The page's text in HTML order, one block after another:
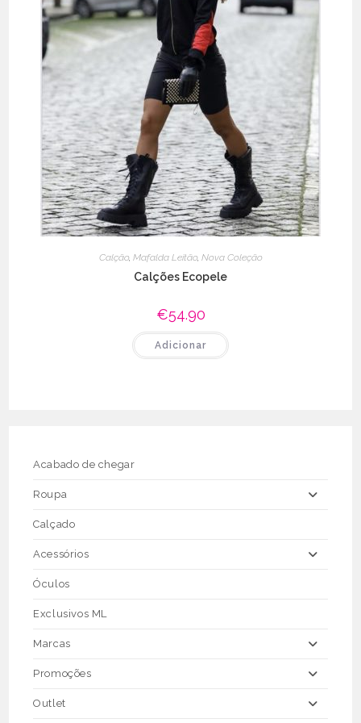
Calção, Mafalda Leitão, Nova Coleção
Calções Ecopele
€54.90
Adicionar
Acabado de chegar
Roupa
Calçado
Acessórios
Óculos
Exclusivos ML
Marcas
Promoções
Outlet